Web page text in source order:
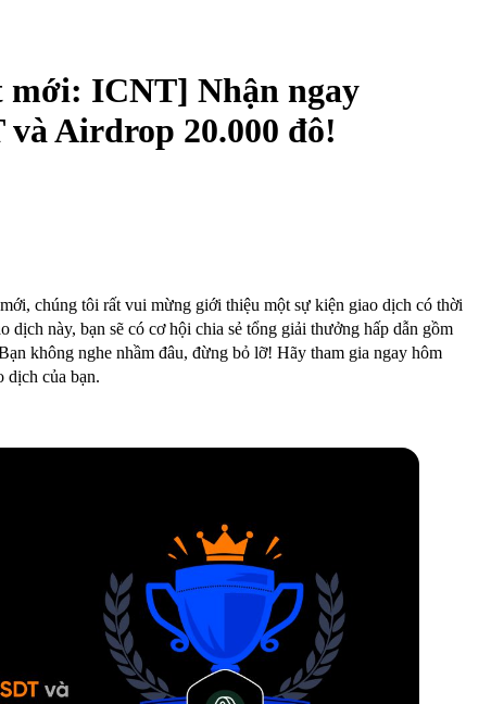
mới: ICNT] Nhận ngay
Airdrop 20.000 đô!
chúng tôi rất vui mừng giới thiệu một sự kiện giao dịch có thời
này, bạn sẽ có cơ hội chia sẻ tổng giải thưởng hấp dẫn gồm
không nghe nhầm đâu, đừng bỏ lỡ! Hãy tham gia ngay hôm
dịch của bạn.